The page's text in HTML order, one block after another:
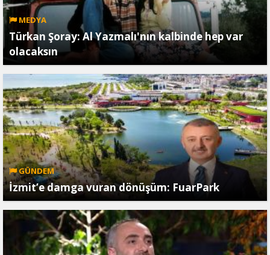
MEDYA
Türkan Şoray: Al Yazmalı'nın kalbinde hep var
olacaksın
GÜNDEM
İzmit’e damga vuran dönüşüm: FuarPark